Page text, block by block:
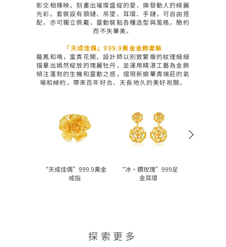
影交相輝映，刻畫出璀璨盛綻的愛，煥發動人的綺麗
光彩。套裝設有頸鏈、吊墜、耳環、手鏈，可自由搭
配，亦可獨立佩戴，靈動裝點各種造型與風格，簡約
而不失華美。
「天成佳偶」999.9黃金金飾套裝
龍鳳和鳴，富貴花開。設計師以別致繁複的紋理細細
描摹出嫣然綻放的瑰麗牡丹，並運用精湛工藝為金飾
傾注蓬勃的生機和靈動之感，熠現新娘華貴端莊的氣
場和綽約，帶來百年好合、天長地久的美好祝願。
“天成佳偶”999.9黃金
戒指
“冰‧鑽玫瑰”999足
金耳環
探索更多